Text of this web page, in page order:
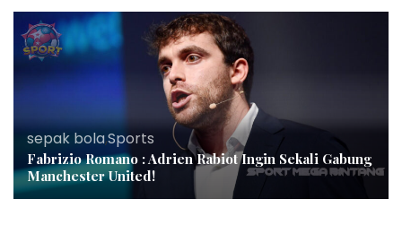
sepak bola,Sports
Fabrizio Romano : Adrien Rabiot Ingin Sekali Gabung
Manchester United!